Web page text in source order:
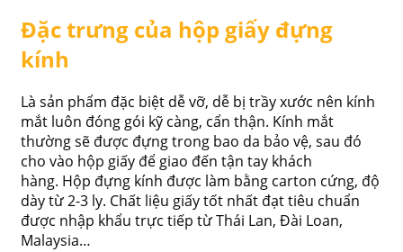
Đặc trưng của hộp giấy đựng
kính
Là sản phẩm đặc biệt dễ vỡ, dễ bị trầy xước nên kính
mắt luôn đóng gói kỹ càng, cẩn thận. Kính mắt
thường sẽ được đựng trong bao da bảo vệ, sau đó
cho vào hộp giấy để giao đến tận tay khách
hàng. Hộp đựng kính được làm bằng carton cứng, độ
dày từ 2-3 ly. Chất liệu giấy tốt nhất đạt tiêu chuẩn
được nhập khẩu trực tiếp từ Thái Lan, Đài Loan,
Malaysia…